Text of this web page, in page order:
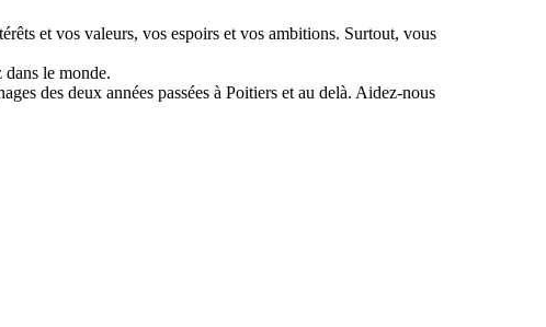
et vos valeurs, vos espoirs et vos ambitions. Surtout, vous
dans le monde.
des deux années passées à Poitiers et au delà. Aidez-nous